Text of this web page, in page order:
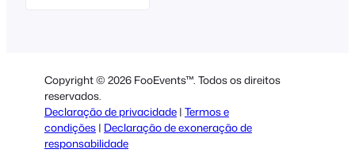
Spanish
Italian
French
Copyright © 2026 FooEvents™. Todos os direitos
reservados.
Declaração de privacidade | Termos e
condições | Declaração de exoneração de
responsabilidade